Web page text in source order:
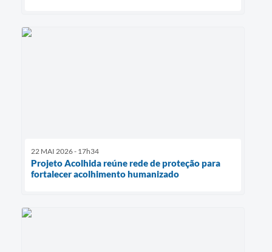
22 MAI 2026 - 17h34
Projeto Acolhida reúne rede de proteção para
fortalecer acolhimento humanizado